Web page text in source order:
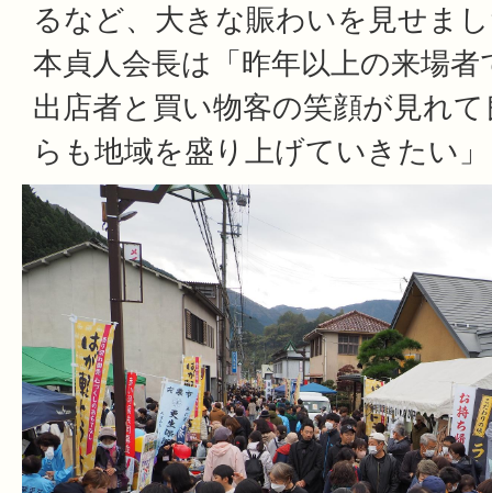
るなど、大きな賑わいを見せま
本貞人会長は「昨年以上の来場
出店者と買い物客の笑顔が見れ
らも地域を盛り上げていきたい